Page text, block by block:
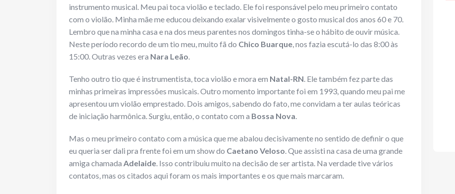
instrumento musical. Meu pai toca violão e teclado. Ele foi responsável pelo meu primeiro contato
com o violão. Minha mãe me educou deixando exalar visivelmente o gosto musical dos anos 60 e 70.
Lembro que na minha casa e na dos meus parentes nos domingos tinha-se o hábito de ouvir música.
Neste período recordo de um tio meu, muito fã do Chico Buarque, nos fazia escutá-lo das 8:00 às
15:00. Outras vezes era Nara Leão.
Tenho outro tio que é instrumentista, toca violão e mora em Natal-RN. Ele também fez parte das
minhas primeiras impressões musicais. Outro momento importante foi em 1993, quando meu pai me
apresentou um violão emprestado. Dois amigos, sabendo do fato, me convidam a ter aulas teóricas
de iniciação harmônica. Surgiu, então, o contato com a Bossa Nova.
Mas o meu primeiro contato com a música que me abalou decisivamente no sentido de definir o que
eu queria ser dali pra frente foi em um show do Caetano Veloso. Que assisti na casa de uma grande
amiga chamada Adelaide. Isso contribuiu muito na decisão de ser artista. Na verdade tive vários
contatos, mas os citados aqui foram os mais importantes e os que mais marcaram.